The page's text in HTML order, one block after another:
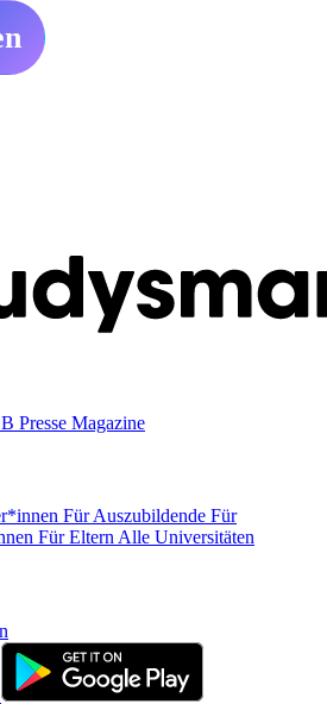
Presse Magazine
Für Auszubildende Für
Für Eltern Alle Universitäten